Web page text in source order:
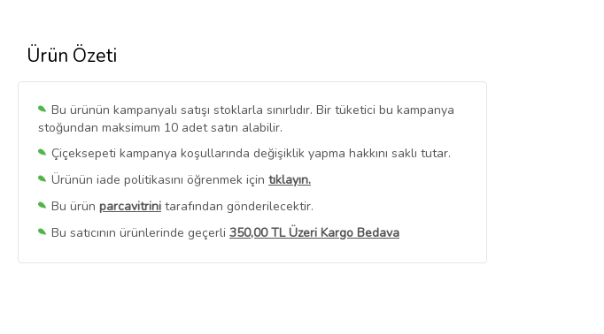
Ürün Özeti
Bu ürünün kampanyalı satışı stoklarla sınırlıdır. Bir tüketici bu kampanya
stoğundan maksimum 10 adet satın alabilir.
Çiçeksepeti kampanya koşullarında değişiklik yapma hakkını saklı tutar.
Ürünün iade politikasını öğrenmek için tıklayın.
Bu ürün parcavitrini tarafından gönderilecektir.
Bu satıcının ürünlerinde geçerli 350,00 TL Üzeri Kargo Bedava
Bu SatıcınınTüm Ürünlerini Görüntüle